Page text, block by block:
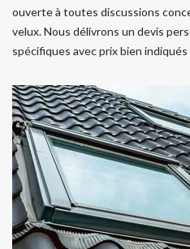
ouverte à toutes discussions
velux. Nous délivrons un devis
spécifiques avec prix bien